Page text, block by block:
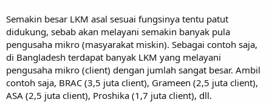
Semakin besar LKM asal sesuai fungsinya tentu patut
didukung, sebab akan melayani semakin banyak pula
pengusaha mikro (masyarakat miskin). Sebagai contoh saja,
di Bangladesh terdapat banyak LKM yang melayani
pengusaha mikro (client) dengan jumlah sangat besar. Ambil
contoh saja, BRAC (3,5 juta client), Grameen (2,5 juta client),
ASA (2,5 juta client), Proshika (1,7 juta client), dll.